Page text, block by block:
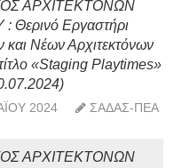
ΑΡΧΙΤΕΚΤΟΝΩΝ
Θερινό Εργαστήρι
και Νέων Αρχιτεκτόνων
«Staging Playtimes»
2024 ΣΑΔΑΣ-ΠΕΑ
ΑΡΧΙΤΕΚΤΟΝΩΝ